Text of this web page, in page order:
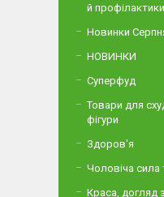
й
Новинки
НОВИНКИ
Суперфуд
Товари для
фігури
Здоров'я
Чоловіча сила
Краса, догляд